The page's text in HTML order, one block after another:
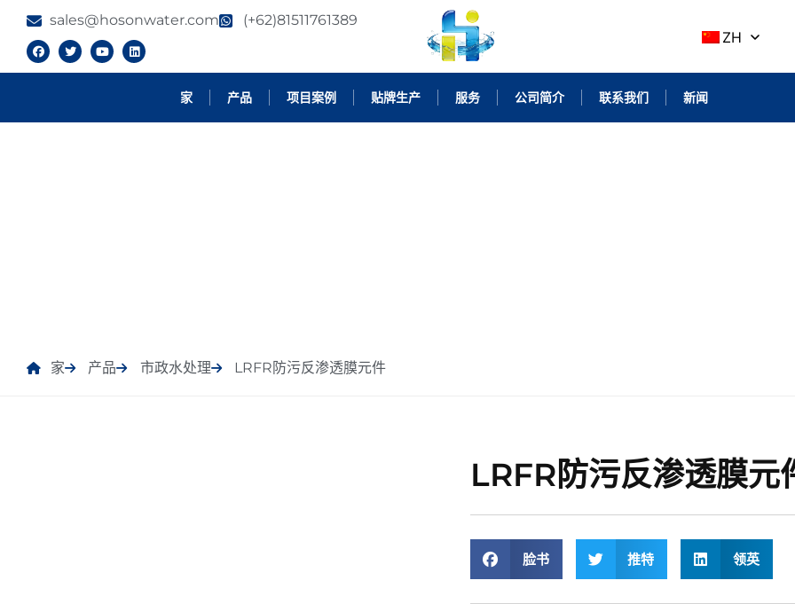
sales@hosonwater.com (+62)81511761389
ZH
家 产品 项目案例 贴牌生产 服务 公司简介 联系我们 新闻
家 产品 市政水处理 LRFR防污反渗透膜元件
LRFR防污反渗透膜元
脸书 推特 领英